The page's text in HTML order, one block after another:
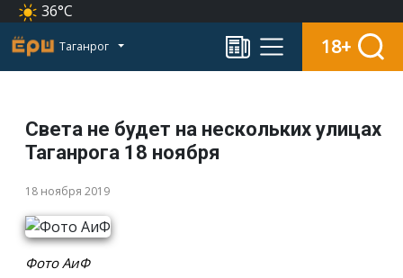
36°C
Таганрог 18+
Света не будет на нескольких улицах
Таганрога 18 ноября
18 ноября 2019
Фото АиФ